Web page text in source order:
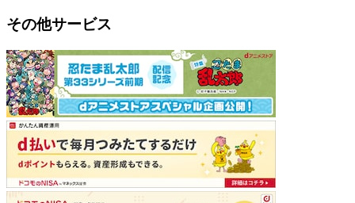
その他サービス